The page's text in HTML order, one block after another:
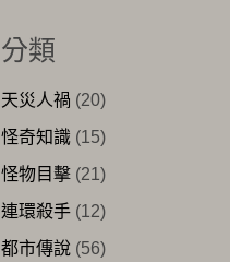
分類
天災人禍 (20)
怪奇知識(15)
怪物目擊(21)
連環殺手(12)
都市傳說(56)